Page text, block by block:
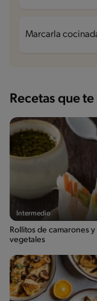
Marcarla
Recetas que
Intermedio
Rollitos de camarones y
vegetales